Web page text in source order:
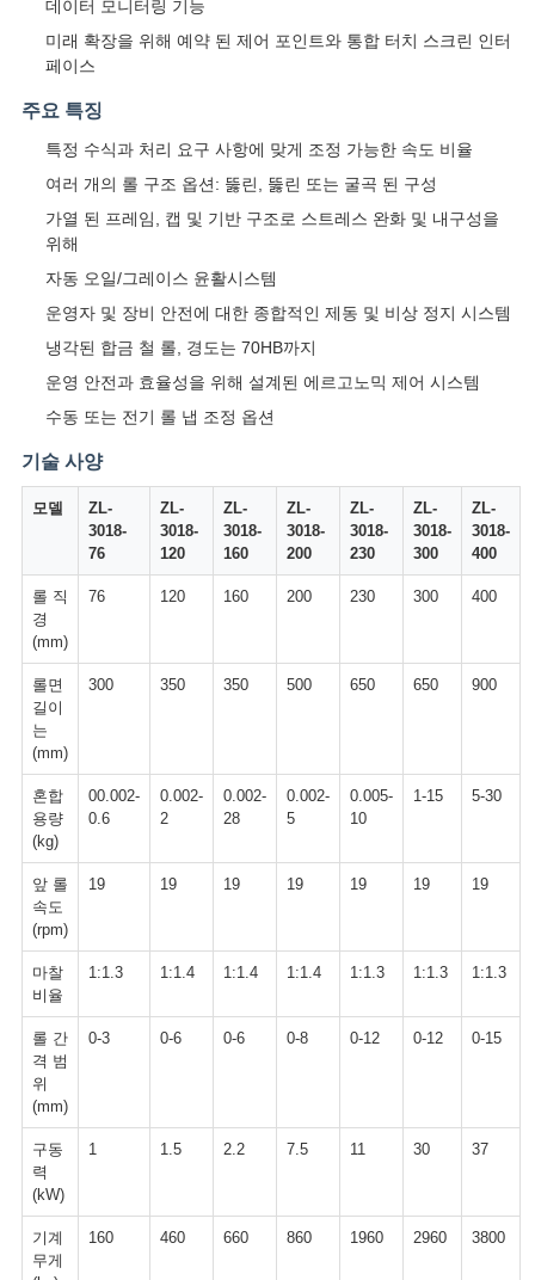
구
하
세
요
SHOW
SITEMAP
PRIVACY
POLICY
데이터 모니터링 기능
미래 확장을 위해 예약 된 제어 포인트와 통합 터치 스크린 인터
페이스
주요 특징
특정 수식과 처리 요구 사항에 맞게 조정 가능한 속도 비율
여러 개의 롤 구조 옵션: 뚫린, 뚫린 또는 굴곡 된 구성
가열 된 프레임, 캡 및 기반 구조로 스트레스 완화 및 내구성을
위해
자동 오일/그레이스 윤활시스템
운영자 및 장비 안전에 대한 종합적인 제동 및 비상 정지 시스템
냉각된 합금 철 롤, 경도는 70HB까지
운영 안전과 효율성을 위해 설계된 에르고노믹 제어 시스템
수동 또는 전기 롤 냅 조정 옵션
기술 사양
모델
ZL-
3018-
76
ZL-
3018-
120
ZL-
3018-
160
ZL-
3018-
200
ZL-
3018-
230
ZL-
3018-
300
ZL-
3018-
400
롤 직
경
(mm)
76 120 160 200 230 300 400
롤면
길이
는
(mm)
300 350 350 500 650 650 900
혼합
용량
(kg)
00.002-
0.6
0.002-
2
0.002-
28
0.002-
5
0.005-
10
1-15 5-30
앞 롤
속도
(rpm)
19 19 19 19 19 19 19
마찰
비율
1:1.3 1:1.4 1:1.4 1:1.4 1:1.3 1:1.3 1:1.3
롤 간
격 범
위
(mm)
0-3 0-6 0-6 0-8 0-12 0-12 0-15
구동
력
(kW)
1 1.5 2.2 7.5 11 30 37
기계
무게
160 460 660 860 1960 2960 3800